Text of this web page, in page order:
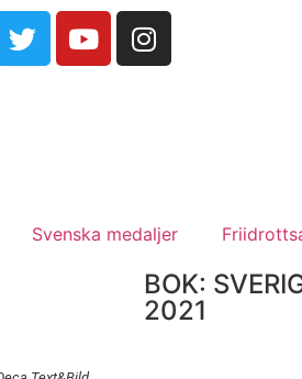
Svenska medaljer
BOK:
2021